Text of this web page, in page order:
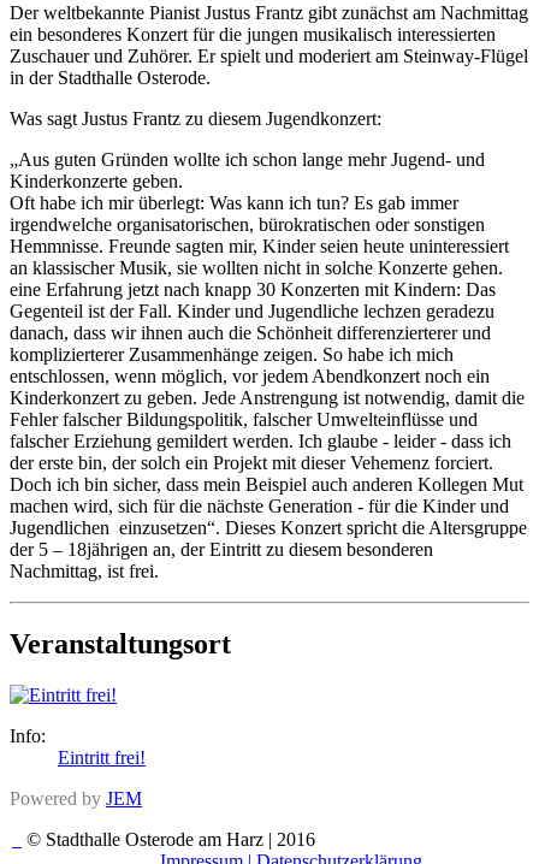
Der weltbekannte Pianist Justus Frantz gibt zunächst am Nachmittag
ein besonderes Konzert für die jungen musikalisch interessierten
Zuschauer und Zuhörer. Er spielt und moderiert am Steinway-Flügel
in der Stadthalle Osterode.
Was sagt Justus Frantz zu diesem Jugendkonzert:
„Aus guten Gründen wollte ich schon lange mehr Jugend- und
Kinderkonzerte geben.
Oft habe ich mir überlegt: Was kann ich tun? Es gab immer
irgendwelche organisatorischen, bürokratischen oder sonstigen
Hemmnisse. Freunde sagten mir, Kinder seien heute uninteressiert
an klassischer Musik, sie wollten nicht in solche Konzerte gehen.
eine Erfahrung jetzt nach knapp 30 Konzerten mit Kindern: Das
Gegenteil ist der Fall. Kinder und Jugendliche lechzen geradezu
danach, dass wir ihnen auch die Schönheit differenzierterer und
komplizierterer Zusammenhänge zeigen. So habe ich mich
entschlossen, wenn möglich, vor jedem Abendkonzert noch ein
Kinderkonzert zu geben. Jede Anstrengung ist notwendig, damit die
Fehler falscher Bildungspolitik, falscher Umwelteinflüsse und
falscher Erziehung gemildert werden. Ich glaube - leider - dass ich
der erste bin, der solch ein Projekt mit dieser Vehemenz forciert.
Doch ich bin sicher, dass mein Beispiel auch anderen Kollegen Mut
machen wird, sich für die nächste Generation - für die Kinder und
Jugendlichen einzusetzen“. Dieses Konzert spricht die Altersgruppe
der 5 – 18jährigen an, der Eintritt zu diesem besonderen
Nachmittag, ist frei.
Veranstaltungsort
Info:
Eintritt frei!
Powered by JEM
© Stadthalle Osterode am Harz | 2016